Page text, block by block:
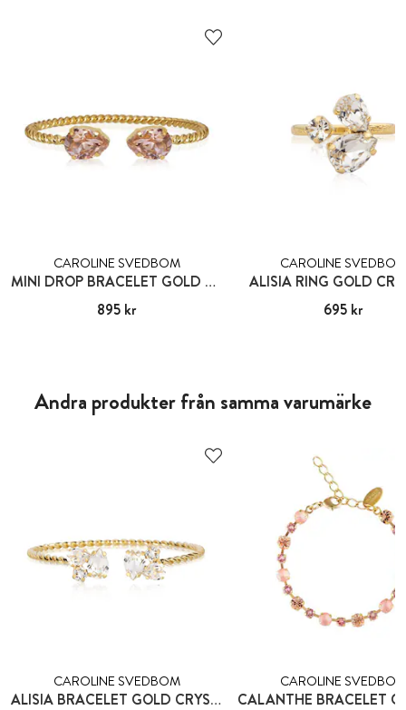
CAROLINE SVEDBOM
MINI DROP BRACELET GOLD VINTAGE ROSE
Pris:895 kr
895 kr
CAROLINE SVEDBOM
ALISIA RING GOLD
Pris:695 kr
695 kr
Andra produkter från samma varumärke
CAROLINE SVEDBOM
ALISIA BRACELET GOLD CRYSTAL
CAROLINE SVEDBOM